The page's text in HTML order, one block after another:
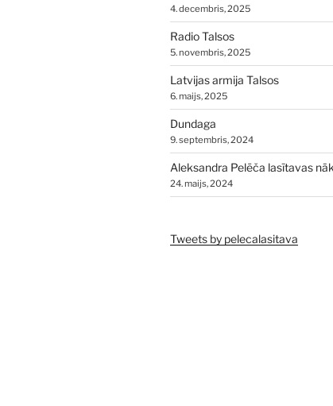
4. decembris, 2025
Radio Talsos
5. novembris, 2025
Latvijas armija Talsos
6. maijs, 2025
Dundaga
9. septembris, 2024
Aleksandra Pelēča lasītavas
24. maijs, 2024
Tweets by pelecalasitava